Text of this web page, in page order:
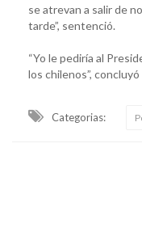
se atrevan a salir de
tarde”, sentenció.
“Yo le pediría al
los chilenos”,
Categorias: